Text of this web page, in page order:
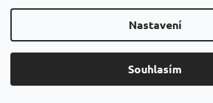
Nastavení
Souhlasím